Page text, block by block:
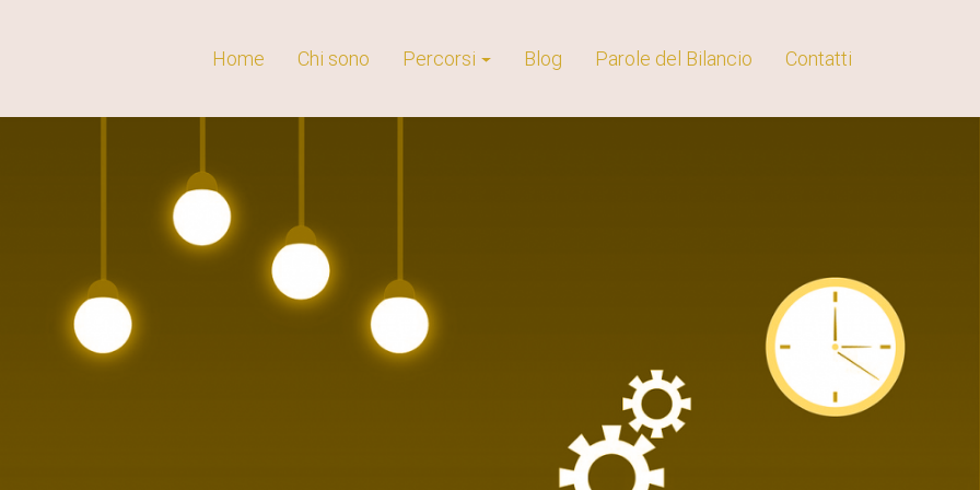
Home Chi sono Percorsi Blog Parole del Bilancio Contatti